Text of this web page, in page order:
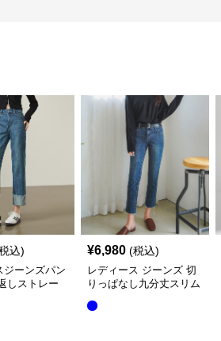
込)
ジーンズパン
しストレー
¥6,980 (税込)
レディース ジーンズ 切
りっぱなし九分丈スリム